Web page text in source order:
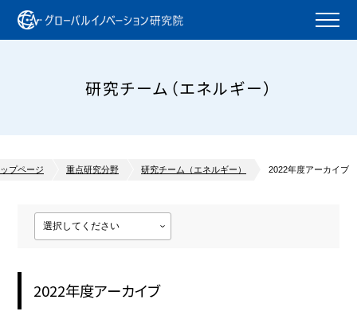
研究チーム（エネルギー）
プページ 重点研究分野 研究チーム（エネルギー） 2022年度アーカイブ
2022年度アーカイブ